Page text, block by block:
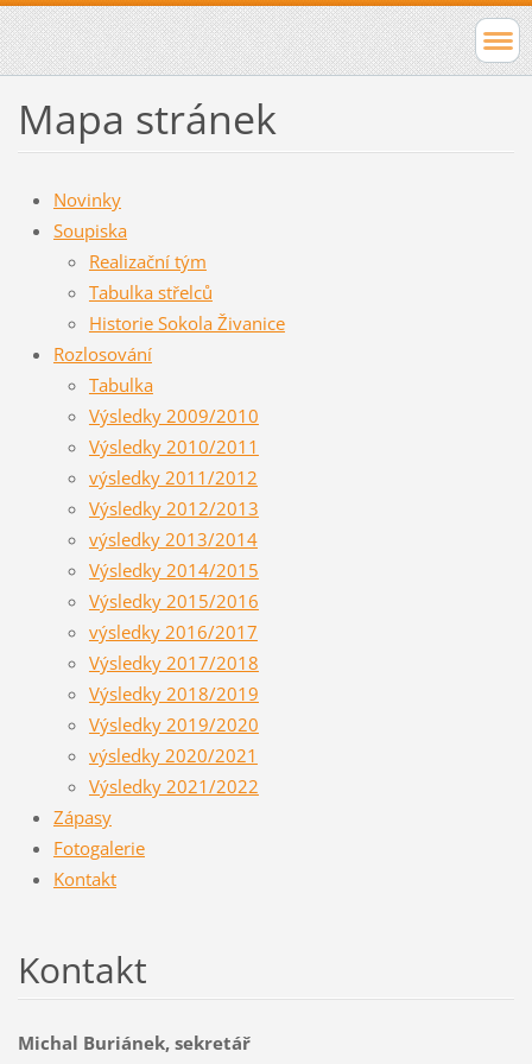
Mapa stránek
Novinky
Soupiska
Realizační tým
Tabulka střelců
Historie Sokola Živanice
Rozlosování
Tabulka
Výsledky 2009/2010
Výsledky 2010/2011
výsledky 2011/2012
Výsledky 2012/2013
výsledky 2013/2014
Výsledky 2014/2015
Výsledky 2015/2016
výsledky 2016/2017
Výsledky 2017/2018
Výsledky 2018/2019
Výsledky 2019/2020
výsledky 2020/2021
Výsledky 2021/2022
Zápasy
Fotogalerie
Kontakt
Kontakt
Michal Buriánek, sekretář